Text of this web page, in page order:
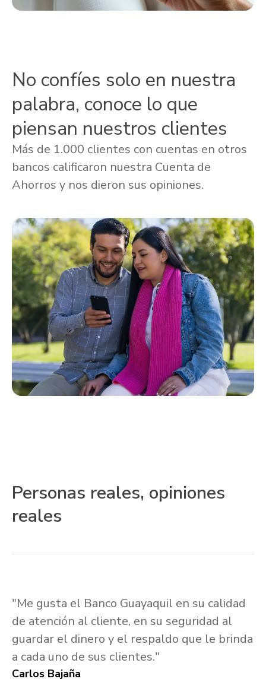
No confíes solo en nuestra
palabra, conoce lo que
piensan nuestros clientes
Más de 1.000 clientes con cuentas en otros
bancos calificaron nuestra Cuenta de
Ahorros y nos dieron sus opiniones.
Personas reales, opiniones
reales
"Me gusta el Banco Guayaquil en su calidad
de atención al cliente, en su seguridad al
guardar el dinero y el respaldo que le brinda
a cada uno de sus clientes."
Carlos Bajaña